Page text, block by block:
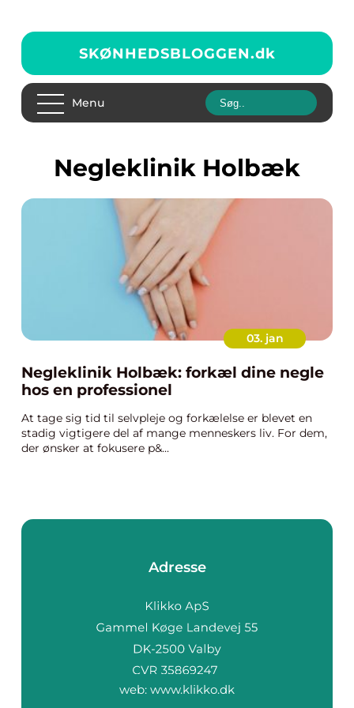
SKØNHEDSBLOGGEN.dk
Menu
Negleklinik Holbæk
03. jan
Negleklinik Holbæk: forkæl dine negle
hos en professionel
At tage sig tid til selvpleje og forkælelse er blevet en
stadig vigtigere del af mange menneskers liv. For dem,
der ønsker at fokusere p&...
Adresse
web: www.klikko.dk